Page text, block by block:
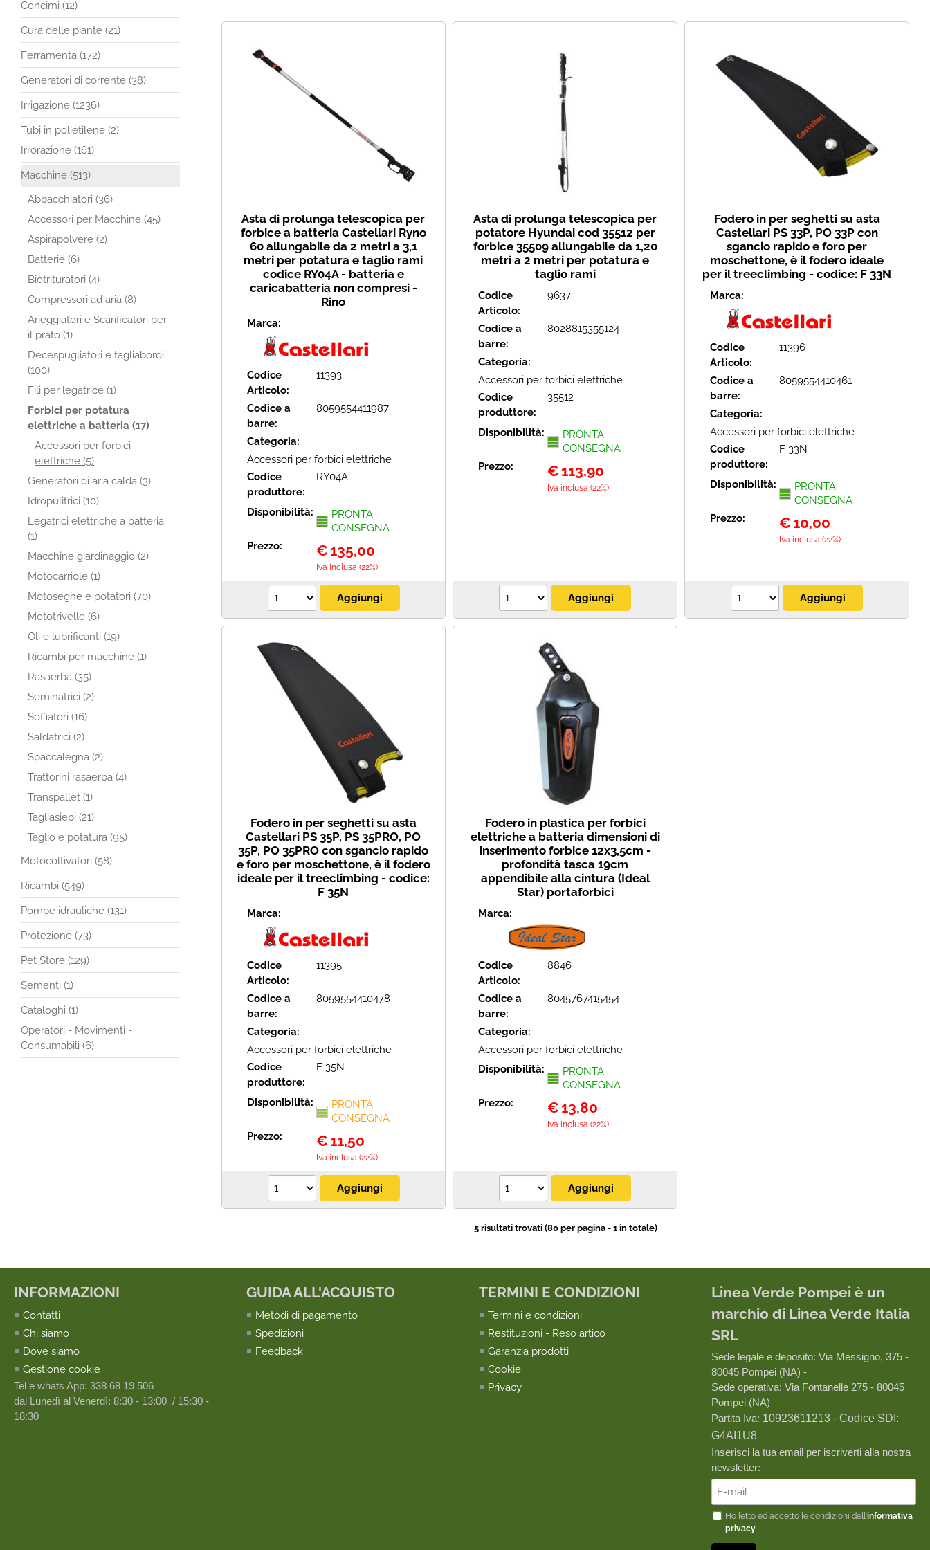
Concimi (12)
Cura delle piante (21)
Ferramenta (172)
Generatori di corrente (38)
Irrigazione (1236)
Tubi in polietilene (2)
Irrorazione (161)
Macchine (513)
Abbacchiatori (36)
Accessori per Macchine (45)
Aspirapolvere (2)
Batterie (6)
Biotrituratori (4)
Compressori ad aria (8)
Arieggiatori e Scarificatori per
il prato (1)
Decespugliatori e tagliabordi
(100)
Fili per legatrice (1)
Forbici per potatura
elettriche a batteria (17)
Accessori per forbici
elettriche (5)
Generatori di aria calda (3)
Idropulitrici (10)
Legatrici elettriche a batteria
(1)
Macchine giardinaggio (2)
Motocarriole (1)
Motoseghe e potatori (70)
Mototrivelle (6)
Oli e lubrificanti (19)
Ricambi per macchine (1)
Rasaerba (35)
Seminatrici (2)
Soffiatori (16)
Saldatrici (2)
Spaccalegna (2)
Trattorini rasaerba (4)
Transpallet (1)
Tagliasiepi (21)
Taglio e potatura (95)
Motocoltivatori (58)
Ricambi (549)
Pompe idrauliche (131)
Protezione (73)
Pet Store (129)
Sementi (1)
Cataloghi (1)
Operatori - Movimenti -
Consumabili (6)
Asta di prolunga telescopica per
forbice a batteria Castellari Ryno
60 allungabile da 2 metri a 3,1
metri per potatura e taglio rami
codice RY04A - batteria e
caricabatteria non compresi -
Rino
Marca:
Codice
Articolo:
11393
Codice a
barre:
8059554411987
Categoria:
Accessori per forbici elettriche
Codice
produttore:
RY04A
Disponibilità:
PRONTA
CONSEGNA
Prezzo:
€ 135,00
Iva inclusa (22%)
Asta di prolunga telescopica per
potatore Hyundai cod 35512 per
forbice 35509 allungabile da 1,20
metri a 2 metri per potatura e
taglio rami
Codice
Articolo:
9637
Codice a
barre:
8028815355124
Categoria:
Accessori per forbici elettriche
Codice
produttore:
35512
Disponibilità:
PRONTA
CONSEGNA
Prezzo:
€ 113,90
Iva inclusa (22%)
Fodero in per seghetti su asta
Castellari PS 33P, PO 33P con
sgancio rapido e foro per
moschettone, è il fodero ideale
per il treeclimbing - codice: F 33N
Marca:
Codice
Articolo:
11396
Codice a
barre:
8059554410461
Categoria:
Accessori per forbici elettriche
Codice
produttore:
F 33N
Disponibilità:
PRONTA
CONSEGNA
Prezzo:
€ 10,00
Iva inclusa (22%)
Fodero in per seghetti su asta
Castellari PS 35P, PS 35PRO, PO
35P, PO 35PRO con sgancio rapido
e foro per moschettone, è il fodero
ideale per il treeclimbing - codice:
F 35N
Marca:
Codice
Articolo:
11395
Codice a
barre:
8059554410478
Categoria:
Accessori per forbici elettriche
Codice
produttore:
F 35N
Disponibilità:
PRONTA
CONSEGNA
Prezzo:
€ 11,50
Iva inclusa (22%)
Fodero in plastica per forbici
elettriche a batteria dimensioni di
inserimento forbice 12x3,5cm -
profondità tasca 19cm
appendibile alla cintura (Ideal
Star) portaforbici
Marca:
Codice
Articolo:
8846
Codice a
barre:
8045767415454
Categoria:
Accessori per forbici elettriche
Disponibilità:
PRONTA
CONSEGNA
Prezzo:
€ 13,80
Iva inclusa (22%)
5 risultati trovati (80 per pagina - 1 in totale)
INFORMAZIONI
Contatti
Chi siamo
Dove siamo
Gestione cookie
Tel e whats App: 338 68 19 506
dal Lunedì al Venerdì: 8:30 - 13:00 / 15:30 -
18:30
GUIDA ALL'ACQUISTO
Metodi di pagamento
Spedizioni
Feedback
TERMINI E CONDIZIONI
Termini e condizioni
Restituzioni - Reso artico
Garanzia prodotti
Cookie
Privacy
Linea Verde Pompei è un
marchio di Linea Verde Italia
SRL
Sede legale e deposito: Via Messigno, 375 -
80045 Pompei (NA) -
Sede operativa: Via Fontanelle 275 - 80045
Pompei (NA)
Partita Iva: 10923611213 - Codice SDI:
G4AI1U8
Inserisci la tua email per iscriverti alla nostra
newsletter:
Ho letto ed accetto le condizioni dell'informativa
privacy